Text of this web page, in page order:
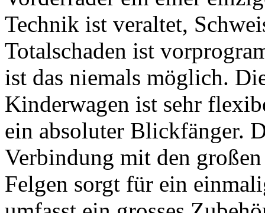
Technik ist veraltet,
Totalschaden ist
ist das niemals möglich.
Kinderwagen ist sehr
ein absoluter Blickfänger.
Verbindung mit den
Felgen sorgt für ein